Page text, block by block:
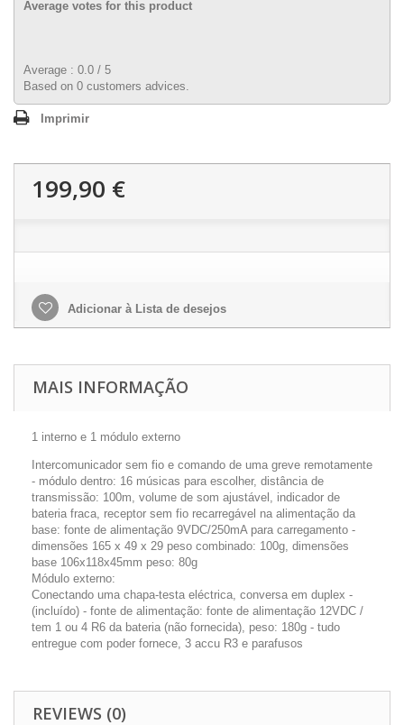
Average votes for this product
Average : 0.0 / 5
Based on 0 customers advices.
Imprimir
199,90 €
Adicionar à Lista de desejos
MAIS INFORMAÇÃO
1 interno e 1 módulo externo
Intercomunicador sem fio e comando de uma greve remotamente
- módulo dentro: 16 músicas para escolher, distância de
transmissão: 100m, volume de som ajustável, indicador de
bateria fraca, receptor sem fio recarregável na alimentação da
base: fonte de alimentação 9VDC/250mA para carregamento -
dimensões 165 x 49 x 29 peso combinado: 100g, dimensões
base 106x118x45mm peso: 80g
Módulo externo:
Conectando uma chapa-testa eléctrica, conversa em duplex -
(incluído) - fonte de alimentação: fonte de alimentação 12VDC /
tem 1 ou 4 R6 da bateria (não fornecida), peso: 180g - tudo
entregue com poder fornece, 3 accu R3 e parafusos
REVIEWS (0)